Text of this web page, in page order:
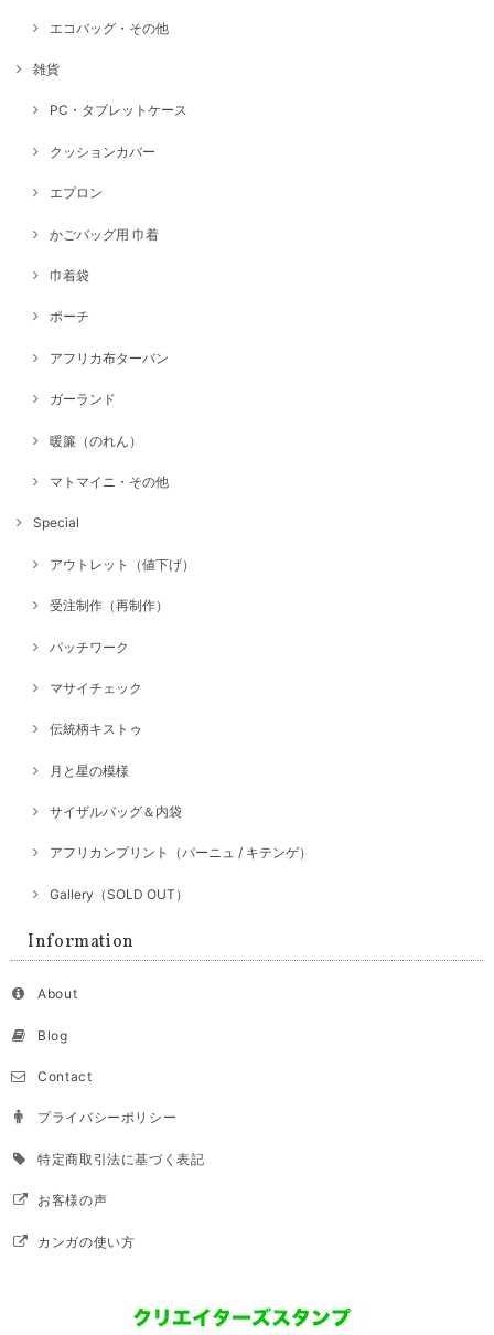
エコバッグ・その他
雑貨
PC・タブレットケース
クッションカバー
エプロン
かごバッグ用 巾着
巾着袋
ポーチ
アフリカ布ターバン
ガーランド
暖簾（のれん）
マトマイニ・その他
Special
アウトレット（値下げ）
受注制作（再制作）
パッチワーク
マサイチェック
伝統柄キストゥ
月と星の模様
サイザルバッグ＆内袋
アフリカンプリント（パーニュ / キテンゲ）
Gallery（SOLD OUT）
Information
About
Blog
Contact
プライバシーポリシー
特定商取引法に基づく表記
お客様の声
カンガの使い方